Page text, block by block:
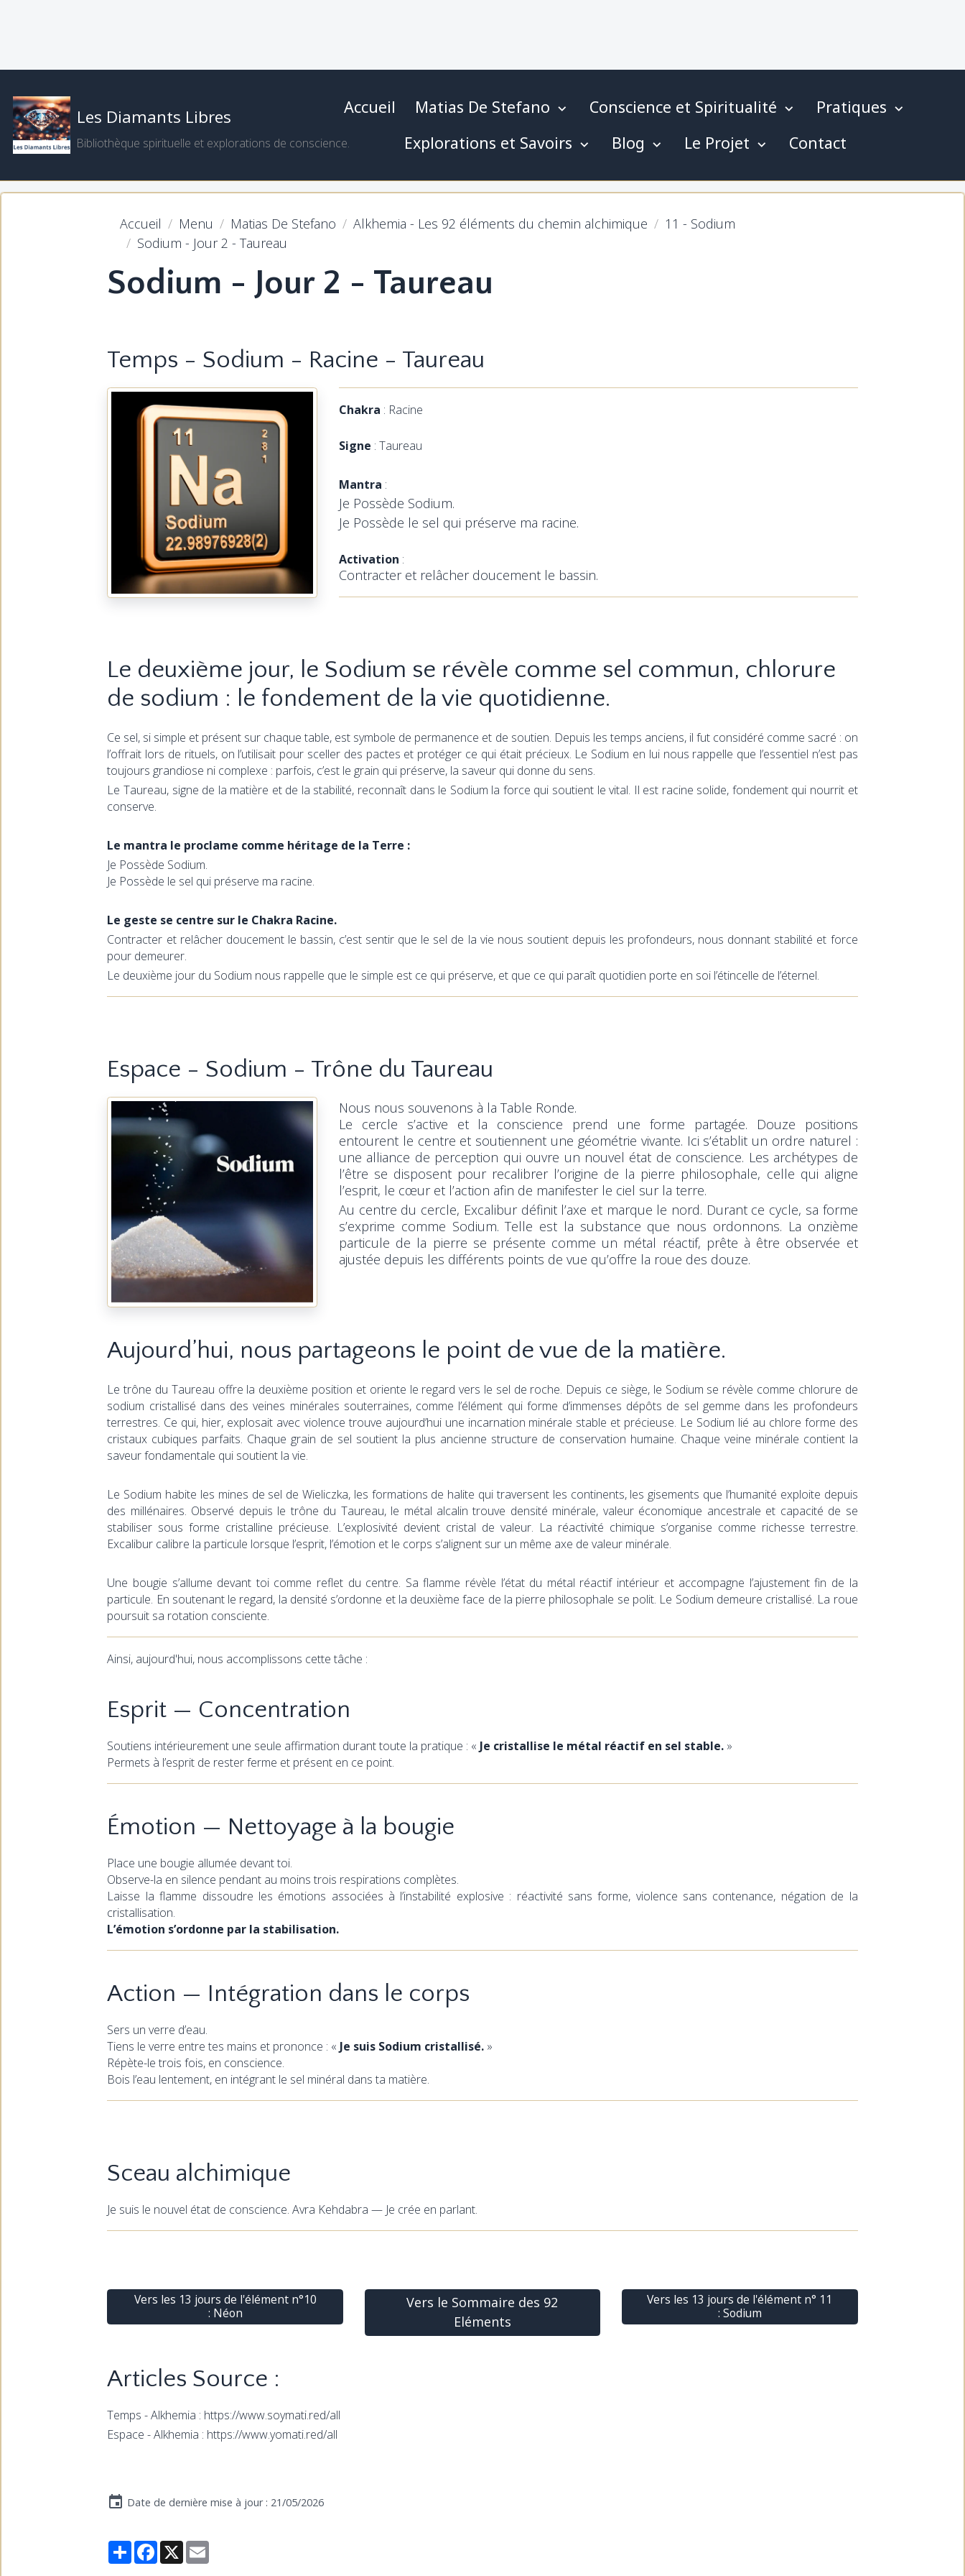
Les Diamants Libres
Bibliothèque spirituelle et explorations de conscience.
Accueil Matias De Stefano Conscience et Spiritualité
Pratiques
Explorations et Savoirs
Blog Le Projet Contact
Accueil Menu Matias De Stefano Alkhemia - Les 92 éléments du chemin alchimique
11 - Sodium
Sodium - Jour 2 - Taureau
Sodium - Jour 2 - Taureau
Temps - Sodium - Racine - Taureau
Chakra : Racine
Signe : Taureau
Mantra :
Je Possède Sodium.
Je Possède le sel qui préserve ma racine.
Activation :
Contracter et relâcher doucement le bassin.
Le deuxième jour, le Sodium se révèle comme sel commun, chlorure
de sodium : le fondement de la vie quotidienne.
Ce sel, si simple et présent sur chaque table, est symbole de permanence et de soutien. Depuis les temps anciens, il fut considéré comme sacré : on
l’offrait lors de rituels, on l’utilisait pour sceller des pactes et protéger ce qui était précieux. Le Sodium en lui nous rappelle que l’essentiel n’est pas
toujours grandiose ni complexe : parfois, c’est le grain qui préserve, la saveur qui donne du sens.
Le Taureau, signe de la matière et de la stabilité, reconnaît dans le Sodium la force qui soutient le vital. Il est racine solide, fondement qui nourrit et
conserve.
Le mantra le proclame comme héritage de la Terre :
Je Possède Sodium.
Je Possède le sel qui préserve ma racine.
Le geste se centre sur le Chakra Racine.
Contracter et relâcher doucement le bassin, c’est sentir que le sel de la vie nous soutient depuis les profondeurs, nous donnant stabilité et force
pour demeurer.
Le deuxième jour du Sodium nous rappelle que le simple est ce qui préserve, et que ce qui paraît quotidien porte en soi l’étincelle de l’éternel.
Espace - Sodium - Trône du Taureau
Nous nous souvenons à la Table Ronde.
Le cercle s’active et la conscience prend une forme partagée. Douze positions
entourent le centre et soutiennent une géométrie vivante. Ici s’établit un ordre naturel :
une alliance de perception qui ouvre un nouvel état de conscience. Les archétypes de
l’être se disposent pour recalibrer l’origine de la pierre philosophale, celle qui aligne
l’esprit, le cœur et l’action afin de manifester le ciel sur la terre.
Au centre du cercle, Excalibur définit l’axe et marque le nord. Durant ce cycle, sa forme
s’exprime comme Sodium. Telle est la substance que nous ordonnons. La onzième
particule de la pierre se présente comme un métal réactif, prête à être observée et
ajustée depuis les différents points de vue qu’offre la roue des douze.
Aujourd’hui, nous partageons le point de vue de la matière.
Le trône du Taureau offre la deuxième position et oriente le regard vers le sel de roche. Depuis ce siège, le Sodium se révèle comme chlorure de
sodium cristallisé dans des veines minérales souterraines, comme l’élément qui forme d’immenses dépôts de sel gemme dans les profondeurs
terrestres. Ce qui, hier, explosait avec violence trouve aujourd’hui une incarnation minérale stable et précieuse. Le Sodium lié au chlore forme des
cristaux cubiques parfaits. Chaque grain de sel soutient la plus ancienne structure de conservation humaine. Chaque veine minérale contient la
saveur fondamentale qui soutient la vie.
Le Sodium habite les mines de sel de Wieliczka, les formations de halite qui traversent les continents, les gisements que l’humanité exploite depuis
des millénaires. Observé depuis le trône du Taureau, le métal alcalin trouve densité minérale, valeur économique ancestrale et capacité de se
stabiliser sous forme cristalline précieuse. L’explosivité devient cristal de valeur. La réactivité chimique s’organise comme richesse terrestre.
Excalibur calibre la particule lorsque l’esprit, l’émotion et le corps s’alignent sur un même axe de valeur minérale.
Une bougie s’allume devant toi comme reflet du centre. Sa flamme révèle l’état du métal réactif intérieur et accompagne l’ajustement fin de la
particule. En soutenant le regard, la densité s’ordonne et la deuxième face de la pierre philosophale se polit. Le Sodium demeure cristallisé. La roue
poursuit sa rotation consciente.
Ainsi, aujourd'hui, nous accomplissons cette tâche :
Esprit — Concentration
Soutiens intérieurement une seule affirmation durant toute la pratique : « Je cristallise le métal réactif en sel stable. »
Permets à l’esprit de rester ferme et présent en ce point.
Émotion — Nettoyage à la bougie
Place une bougie allumée devant toi.
Observe-la en silence pendant au moins trois respirations complètes.
Laisse la flamme dissoudre les émotions associées à l’instabilité explosive : réactivité sans forme, violence sans contenance, négation de la
cristallisation.
L’émotion s’ordonne par la stabilisation.
Action — Intégration dans le corps
Sers un verre d’eau.
Tiens le verre entre tes mains et prononce : « Je suis Sodium cristallisé. »
Répète-le trois fois, en conscience.
Bois l’eau lentement, en intégrant le sel minéral dans ta matière.
Sceau alchimique
Je suis le nouvel état de conscience. Avra Kehdabra — Je crée en parlant.
Vers les 13 jours de l'élément n°10
: Néon
Vers le Sommaire des 92
Eléments
Vers les 13 jours de l'élément n° 11
: Sodium
Articles Source :
Temps - Alkhemia : https://www.soymati.red/all
Espace - Alkhemia : https://www.yomati.red/all
Date de dernière mise à jour : 21/05/2026
PartagerFacebook
X